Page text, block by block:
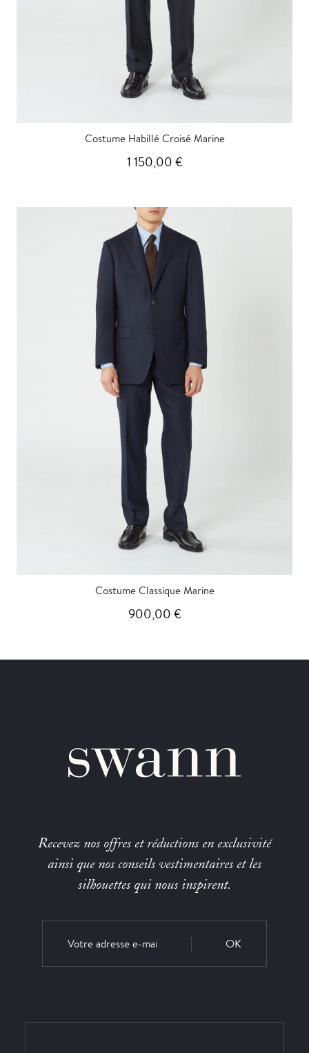
Costume Habillé Croisé Marine
1 150,00 €
Costume Classique Marine
900,00 €
Recevez nos offres et réductions en exclusivité
ainsi que nos conseils vestimentaires et les
silhouettes qui nous inspirent.
OK